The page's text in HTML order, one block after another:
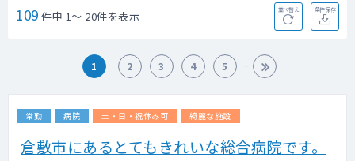
109 件中 1～ 20件を表示 並べ替え 条件保存
1 2 3 4 5
常勤 病院 土・日・祝休み可 綺麗な施設
倉敷市にあるとてもきれいな総合病院です。